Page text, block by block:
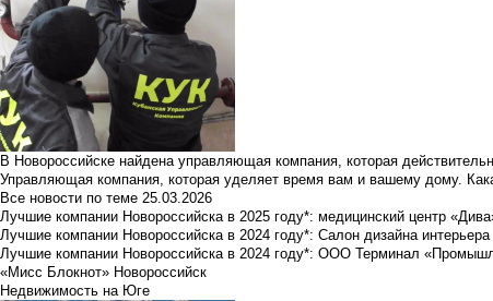
В Новороссийске найдена управляющая компания, которая
Управляющая компания, которая уделяет время вам и вашему дому.
Все новости по теме 25.03.2026
Лучшие компании Новороссийска в 2025 году*: медицинский центр
Лучшие компании Новороссийска в 2024 году*: Салон дизайна
Лучшие компании Новороссийска в 2024 году*: ООО Терминал
«Мисс Блокнот» Новороссийск
Недвижимость на Юге